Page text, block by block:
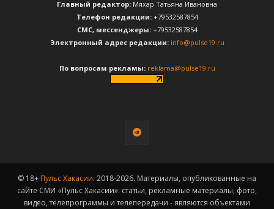
Главный редактор: Мяхар Татьяна Ивановна
Телефон редакции:+79532587854
CМС, мессенджеры:+79532587854
Электронный адрес редакции: info@pulse19.ru
По вопросам рекламы: reklama@pulse19.ru
© 18+ Пульс Хакасии. 2018-2026. Материалы, опубликованные на
сайте СМИ «Пульс Хакасии»: статьи, рекламные материалы, фото,
видео, телепрограммы и телепередачи - являются объектами